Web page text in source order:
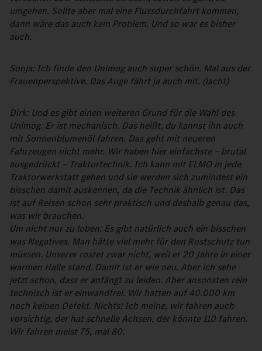
umgehen. Sollte aber mal eine Flussdurchfahrt kommen,
dann wäre das auch kein Problem. Und so war es bisher
auch.
Sonja: Ich finde den Unimog auch super schön. Mal aus der
Frauenperspektive. Das Auge fährt ja auch mit. (lacht)
Dirk: Und es gibt einen weiteren Grund für die Wahl des
Unimog. Er ist mechanisch. Das heißt, du kannst ihn auch
mit Sonnenblumenöl fahren. Das geht mit neueren
Fahrzeugen nicht mehr. Wir haben hier einfachste – brutal
ausgedrückt – Traktortechnik. Ich kann mit ELMO in jede
Traktorwerkstatt gehen und sie werden sich zumindest ein
bisschen damit auskennen, da die Technik ähnlich ist. Das
ist auf Reisen schon sehr praktisch und deshalb genau das,
was wir brauchen.
Um nicht nur zu loben: Es gibt natürlich auch ein bisschen
was Negatives. Man hätte viel mehr für den Rostschutz tun
müssen. Unserer rostet zwar nicht, weil er 20 Jahre in einer
warmen Halle stand. Damit ist er wie neu. Aber ich sehe
jetzt schon, dass er anfängt zu leiden. Aber ansonsten rein
technisch ist er einwandfrei. Wir hatten auf 40.000 km
noch keinen Defekt. Nichts! Ich meine, wir fahren auch
vorsichtig, der hat schnelle Achsen, der könnte 110 fahren.
Wir fahren meist 75, mal 80.